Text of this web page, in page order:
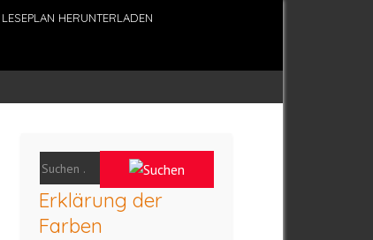
LESEPLAN HERUNTERLADEN
Erklärung der
Farben